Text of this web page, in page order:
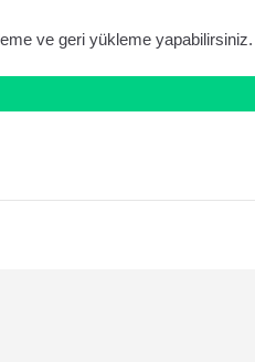
ve geri yükleme yapabilirsiniz.